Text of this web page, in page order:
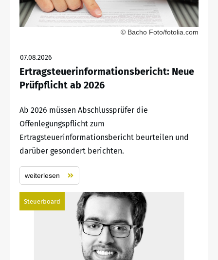
© Bacho Foto/fotolia.com
07.08.2026
Ertragsteuerinformationsbericht: Neue
Prüfpflicht ab 2026
Ab 2026 müssen Abschlussprüfer die
Offenlegungspflicht zum
Ertragsteuerinformationsbericht beurteilen und
darüber gesondert berichten.
weiterlesen
Steuerboard